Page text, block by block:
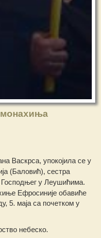
монахиња
Васкрса, упокојила се у
(Баловић), сестра
у Леушићима.
Ефросиније обавиће
5. маја са почетком у
небеско.